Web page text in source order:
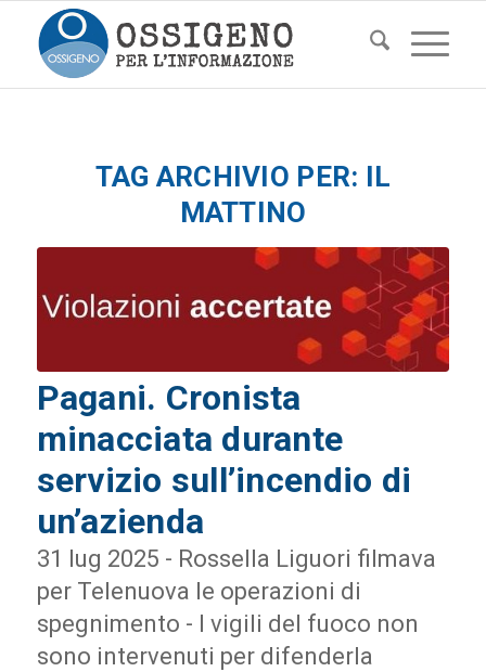
TAG ARCHIVIO PER: IL
MATTINO
Pagani. Cronista
minacciata durante
servizio sull’incendio di
un’azienda
31 lug 2025 - Rossella Liguori filmava
per Telenuova le operazioni di
spegnimento - I vigili del fuoco non
sono intervenuti per difenderla